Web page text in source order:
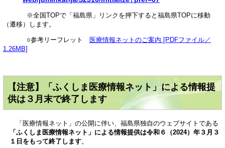
※全国TOPで「福島県」リンクを押下すると福島県TOPに移動
（遷移）します。
○参考リーフレット 医療情報ネットのご案内 [PDFファイル／
1.26MB]
【注意】「ふくしま医療情報ネット」による情報提
供は３月末で終了します
「医療情報ネット」の公開に伴い、福島県独自のウェブサイトである
「ふくしま医療情報ネット」による情報提供は令和６（2024）年３月３
１日をもって終了します。